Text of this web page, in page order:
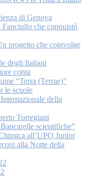
di Genova
che conquistò
progetto che coinvolge
degli Italiani
conta
“Terra (Terrae)”
le scuole
della
Torregiani
scientifiche”
all’UPO Junior
alla Notte della